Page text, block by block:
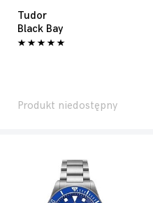
Tudor
Black Bay
Produkt niedostępny